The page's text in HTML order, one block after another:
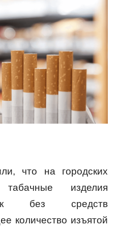
что на городских
изделия
без средств
количество изъятой